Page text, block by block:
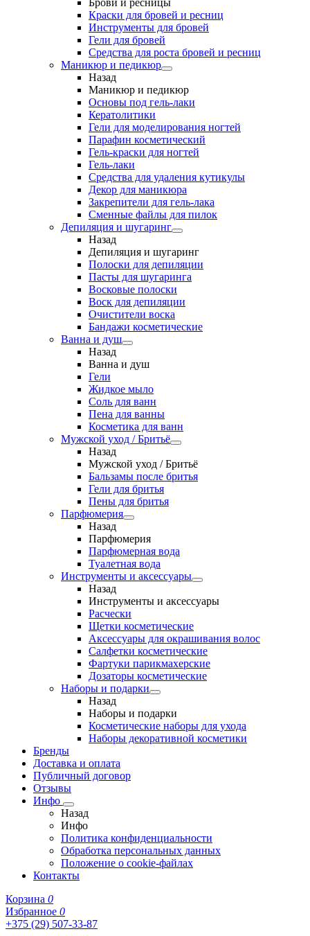
Брови и ресницы
Краски для бровей и ресниц
Инструменты для бровей
Гели для бровей
Средства для роста бровей и ресниц
Маникюр и педикюр
Назад
Маникюр и педикюр
Основы под гель-лаки
Кератолитики
Гели для моделирования ногтей
Парафин косметический
Гель-краски для ногтей
Гель-лаки
Средства для удаления кутикулы
Декор для маникюра
Закрепители для гель-лака
Сменные файлы для пилок
Депиляция и шугаринг
Назад
Депиляция и шугаринг
Полоски для депиляции
Пасты для шугаринга
Восковые полоски
Воск для депиляции
Очистители воска
Бандажи косметические
Ванна и душ
Назад
Ванна и душ
Гели
Жидкое мыло
Соль для ванн
Пена для ванны
Косметика для ванн
Мужской уход / Бритьё
Назад
Мужской уход / Бритьё
Бальзамы после бритья
Гели для бритья
Пены для бритья
Парфюмерия
Назад
Парфюмерия
Парфюмерная вода
Туалетная вода
Инструменты и аксессуары
Назад
Инструменты и аксессуары
Расчески
Щетки косметические
Аксессуары для окрашивания волос
Салфетки косметические
Фартуки парикмахерские
Дозаторы косметические
Наборы и подарки
Назад
Наборы и подарки
Косметические наборы для ухода
Наборы декоративной косметики
Бренды
Доставка и оплата
Публичный договор
Отзывы
Инфо
Назад
Инфо
Политика конфиденциальности
Обработка персональных данных
Положение о cookie-файлах
Контакты
Корзина 0
Избранное 0
+375 (29) 507-33-87